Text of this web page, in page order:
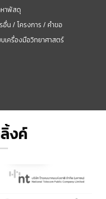
าพัสดุ
น / โครงการ / คำขอ
เครื่องมือวิทยาศาสตร์
งค์